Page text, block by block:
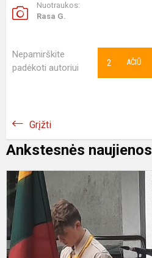
Nuotraukos:
Rasa G.
Nepamirškite
padėkoti autoriui
AČIŪ
2
Grįžti
Ankstesnės naujienos